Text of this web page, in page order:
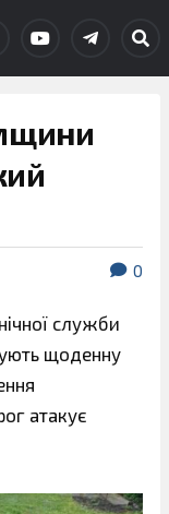
0
служби
щоденну
атакує